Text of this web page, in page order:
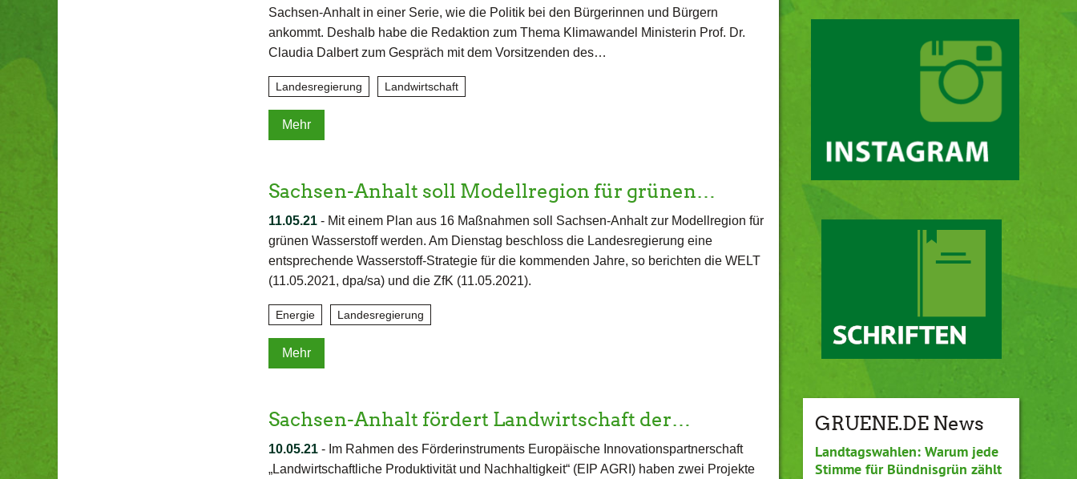
Sachsen-Anhalt in einer Serie, wie die Politik bei den Bürgerinnen und Bürgern
ankommt. Deshalb habe die Redaktion zum Thema Klimawandel Ministerin Prof. Dr.
Claudia Dalbert zum Gespräch mit dem Vorsitzenden des…
Landesregierung Landwirtschaft
Mehr
Sachsen-Anhalt soll Modellregion für grünen…
11.05.21- Mit einem Plan aus 16 Maßnahmen soll Sachsen-Anhalt zur Modellregion für
grünen Wasserstoff werden. Am Dienstag beschloss die Landesregierung eine
entsprechende Wasserstoff-Strategie für die kommenden Jahre, so berichten die WELT
(11.05.2021, dpa/sa) und die ZfK (11.05.2021).
Energie Landesregierung
Mehr
Sachsen-Anhalt fördert Landwirtschaft der…
10.05.21- Im Rahmen des Förderinstruments Europäische Innovationspartnerschaft
„Landwirtschaftliche Produktivität und Nachhaltigkeit“ (EIP AGRI) haben zwei Projekte
GRUENE.DE News
Landtagswahlen: Warum jede
Stimme für Bündnisgrün zählt